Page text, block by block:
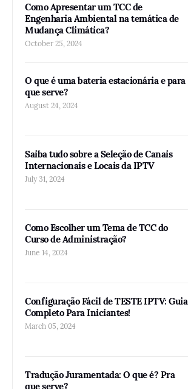
Como Apresentar um TCC de
Engenharia Ambiental na temática de
Mudança Climática?
October 25, 2024
O que é uma bateria estacionária e para
que serve?
August 24, 2024
Saiba tudo sobre a Seleção de Canais
Internacionais e Locais da IPTV
July 31, 2024
Como Escolher um Tema de TCC do
Curso de Administração?
June 14, 2024
Configuração Fácil de TESTE IPTV: Guia
Completo Para Iniciantes!
March 05, 2024
Tradução Juramentada: O que é? Pra
que serve?